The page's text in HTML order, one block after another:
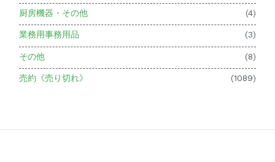
厨房機器・その他 (4)
業務用事務用品 (3)
その他 (8)
売約《売り切れ》 (1089)